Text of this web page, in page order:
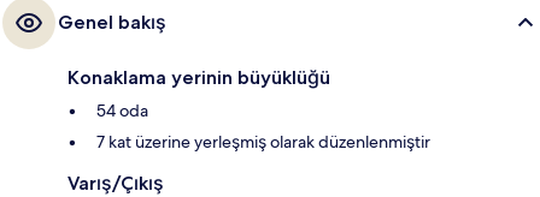
Genel bakış
Konaklama yerinin büyüklüğü
54 oda
7 kat üzerine yerleşmiş olarak düzenlenmiştir
Varış/Çıkış